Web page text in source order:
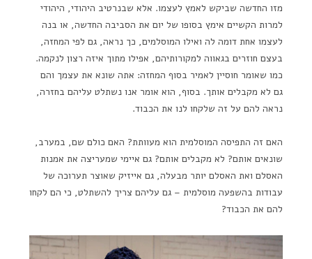
מזו החדשה שביקש לאמץ לעצמו. אלא שבנרטיב היהודי, היהודי
למרות הקשיים אימץ בסופו של יום את הסביבה החדשה, או בנה
לעצמו אחת דומה לה ואילו המוסלמים, כך נראה, גם לפי המחזה,
בעצם חוזרים בגאווה למקורותיהם, אפילו מתוך איזה רצון לנקמה.
כמו שאומר חוסיין לאמיר בסוף המחזה: אתה שונא את עצמך והם
גם לא מקבלים אותך. בסוף, הוא אומר אנו נשתלט עליהם בחזרה,
נראה להם על זה שלקחו לנו את הכבוד.
האם זה התפיסה המוסלמית הוא מעוותת? האם כולם שם, במערב,
שונאים אותם? לא מקבלים אותם? גם איימי שמעריצה את אמנות
האסלם ואת האסלם יותר מבעלה, גם אייזיק שאוצר תערוכה של
עבודות בהשפעה מוסלמית – גם עליהם צריך להשתלט, כי הם לקחו
להם את הכבוד?